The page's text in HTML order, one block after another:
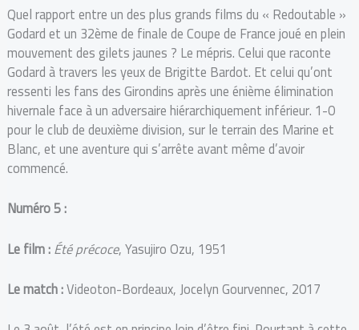
Quel rapport entre un des plus grands films du « Redoutable »
Godard et un 32ème de finale de Coupe de France joué en plein
mouvement des gilets jaunes ? Le mépris. Celui que raconte
Godard à travers les yeux de Brigitte Bardot. Et celui qu’ont
ressenti les fans des Girondins après une énième élimination
hivernale face à un adversaire hiérarchiquement inférieur. 1-0
pour le club de deuxième division, sur le terrain des Marine et
Blanc, et une aventure qui s’arrête avant même d’avoir
commencé.
Numéro 5 :
Le film :Été précoce, Yasujiro Ozu, 1951
Le match :Videoton-Bordeaux, Jocelyn Gourvennec, 2017